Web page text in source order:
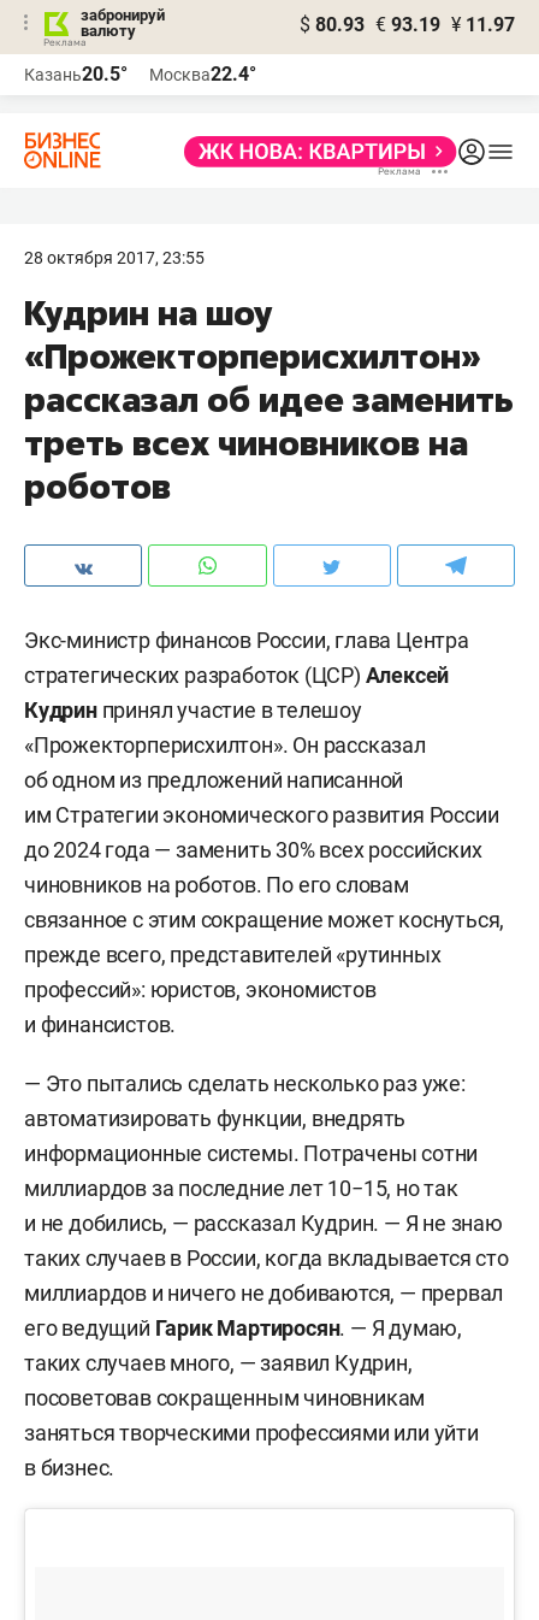
забронируй
валюту
$ 80.93 € 93.19 ¥ 11.97
Казань20.5° Москва22.4°
28 октября 2017, 23:55
Кудрин на шоу
«Прожекторперисхилтон»
рассказал об идее заменить
треть всех чиновников на
роботов
Экс-министр финансов России, глава Центра
стратегических разработок (ЦСР) Алексей
Кудринпринял участие в телешоу
«Прожекторперисхилтон». Он рассказал
об одном из предложений написанной
им Стратегии экономического развития России
до 2024 года — заменить 30% всех российских
чиновников на роботов. По его словам
связанное с этим сокращение может коснуться,
прежде всего, представителей «рутинных
профессий»: юристов, экономистов
и финансистов.
— Это пытались сделать несколько раз уже:
автоматизировать функции, внедрять
информационные системы. Потрачены сотни
миллиардов за последние лет 10−15, но так
и не добились, — рассказал Кудрин. — Я не знаю
таких случаев в России, когда вкладывается сто
миллиардов и ничего не добиваются, — прервал
его ведущий Гарик Мартиросян. — Я думаю,
таких случаев много, — заявил Кудрин,
посоветовав сокращенным чиновникам
заняться творческими профессиями или уйти
в бизнес.